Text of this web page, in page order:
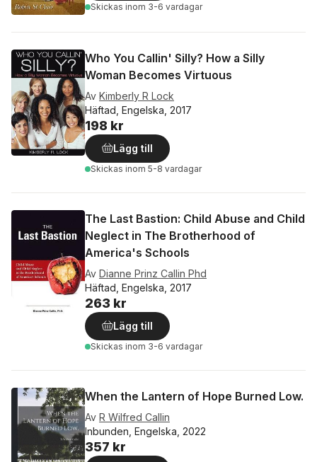
Skickas inom 3-6 vardagar
Who You Callin' Silly? How a Silly
Woman Becomes Virtuous
Av Kimberly R Lock
Häftad, Engelska, 2017
198 kr
Lägg till
Skickas inom 5-8 vardagar
The Last Bastion: Child Abuse and Child
Neglect in The Brotherhood of
America's Schools
Av Dianne Prinz Callin Phd
Häftad, Engelska, 2017
263 kr
Lägg till
Skickas inom 3-6 vardagar
When the Lantern of Hope Burned Low.
Av R Wilfred Callin
Inbunden, Engelska, 2022
357 kr